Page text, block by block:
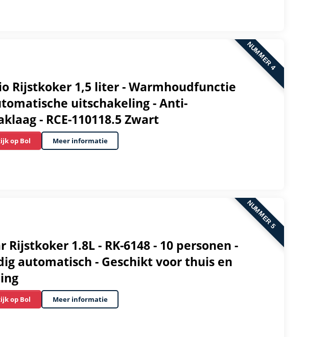
NUMMER 4
Rijstkoker 1,5 liter - Warmhoudfunctie
uitschakeling - Anti-
- RCE-110118.5 Zwart
op Bol Meer informatie
NUMMER 5
Rijstkoker 1.8L - RK-6148 - 10 personen -
automatisch - Geschikt voor thuis en
op Bol Meer informatie